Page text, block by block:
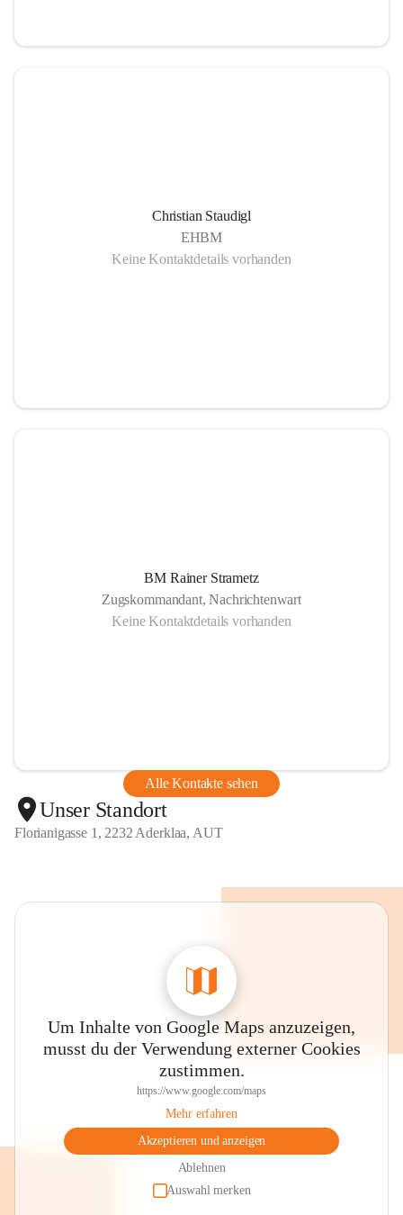
Christian Staudigl
EHBM
Keine Kontaktdetails vorhanden
BM Rainer Strametz
Zugskommandant, Nachrichtenwart
Keine Kontaktdetails vorhanden
Alle Kontakte sehen
Unser Standort
Florianigasse 1, 2232 Aderklaa, AUT
Um Inhalte von Google Maps anzuzeigen,
musst du der Verwendung externer Cookies
zustimmen.
https://www.google.com/maps
Mehr erfahren
Akzeptieren und anzeigen
Ablehnen
Auswahl merken